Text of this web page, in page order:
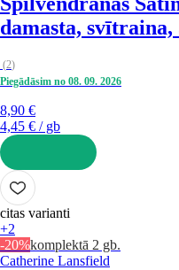
damasta, svītraina,
(2)
Piegādāsim no 08. 09. 2026
8,90 €
4,45 € / gb
LIKT GROZĀ
citas varianti
+2
-20%komplektā 2 gb.
Catherine Lansfield